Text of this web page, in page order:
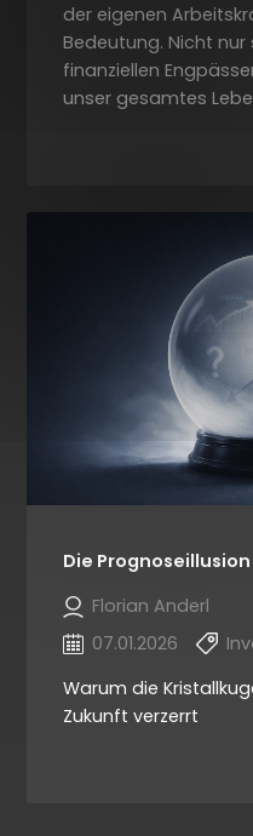
der eigenen
Bedeutung. Nicht
finanziellen
unser gesamtes
Die Prognoseillusion
Florian Anderl
07.01.2026
Warum die
Zukunft verzerrt